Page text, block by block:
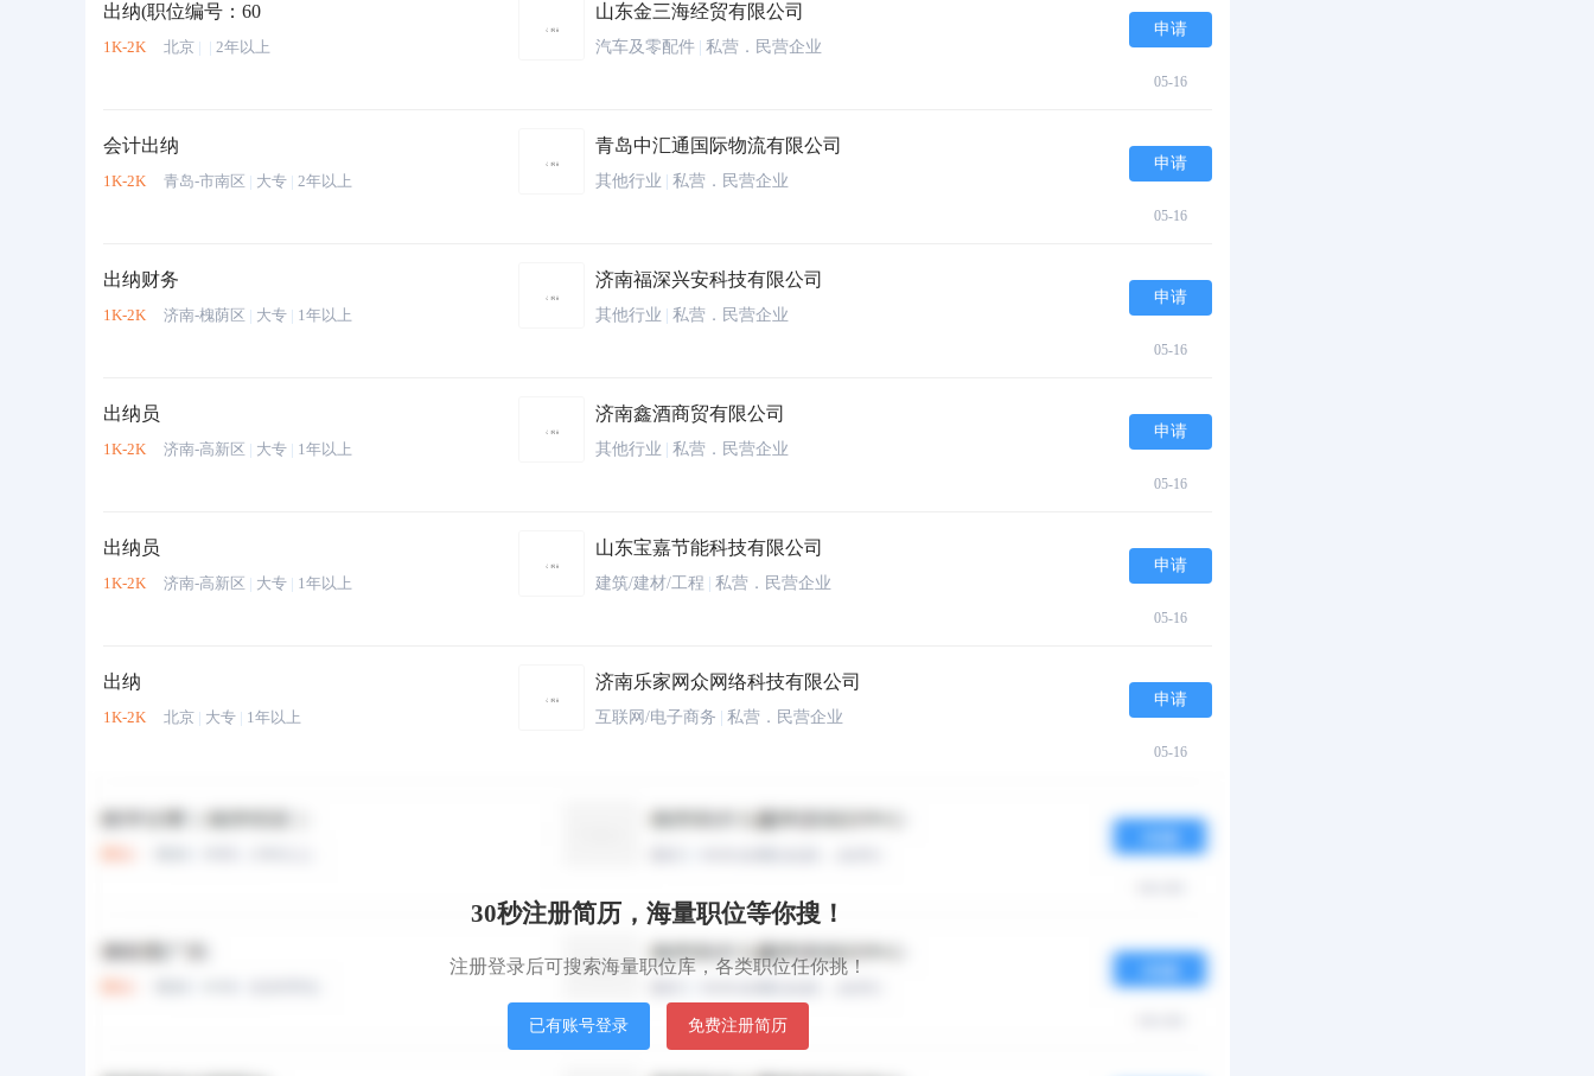
出纳(职位编号：60
1K-2K 北京 | | 2年以上
山东金三海经贸有限公司
汽车及零配件 私营．民营企业
申请
05-16
会计出纳
1K-2K 青岛-市南区 | 大专 | 2年以上
青岛中汇通国际物流有限公司
其他行业 私营．民营企业
申请
05-16
出纳财务
1K-2K 济南-槐荫区 | 大专 | 1年以上
济南福深兴安科技有限公司
其他行业 私营．民营企业
申请
05-16
出纳员
1K-2K 济南-高新区 | 大专 | 1年以上
济南鑫酒商贸有限公司
其他行业 私营．民营企业
申请
05-16
出纳员
1K-2K 济南-高新区 | 大专 | 1年以上
山东宝嘉节能科技有限公司
建筑/建材/工程 私营．民营企业
申请
05-16
出纳
1K-2K 北京 | 大专 | 1年以上
济南乐家网众网络科技有限公司
互联网/电子商务 私营．民营企业
申请
05-16
出纳员(职位编号：3 捷联克莱门特商贸（上海）有限公司
出纳（迎接毕业生五险 青岛百通海润国际物流有限公司
30秒注册简历，海量职位等你搜！
注册登录后可搜索海量职位库，各类职位任你挑！
已有账号登录 免费注册简历